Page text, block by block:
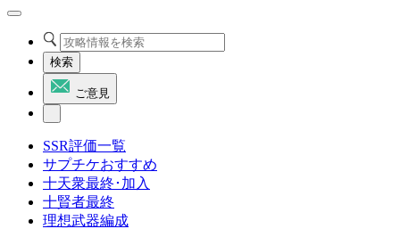
検索
ご意見
SSR評価一覧
サプチケおすすめ
十天衆最終･加入
十賢者最終
理想武器編成